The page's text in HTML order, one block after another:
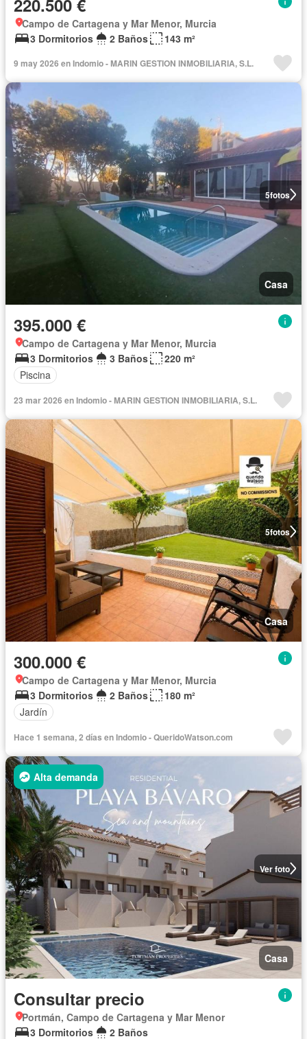
Campo de Cartagena y Mar Menor, Murcia
3 Dormitorios
2 Baños 143 m²
9 may 2026 en Indomio - MARIN GESTION INMOBILIARIA, S.L.
5fotos
Casa
395.000 €
Campo de Cartagena y Mar Menor, Murcia
3 Dormitorios
3 Baños
220 m²
Piscina
23 mar 2026 en Indomio - MARIN GESTION INMOBILIARIA, S.L.
5fotos
Casa
300.000 €
Campo de Cartagena y Mar Menor, Murcia
3 Dormitorios
2 Baños
180 m²
Jardín
Hace 1 semana, 2 días en Indomio - QueridoWatson.com
Ver foto
Alta demanda
Casa
Consultar precio
Portmán, Campo de Cartagena y Mar Menor
3 Dormitorios
2 Baños